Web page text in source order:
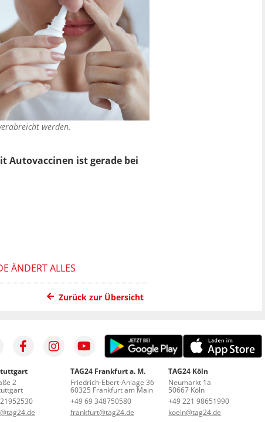
werden.
Autovaccinen ist gerade bei
ÄNDERT ALLES
Zurück zur Übersicht
2
TAG24 Frankfurt a. M.
Friedrich-Ebert-Anlage 36
60325 Frankfurt am Main
+49 69 348750580
frankfurt@tag24.de
TAG24 Köln
Neumarkt 1a
50667 Köln
+49 221 98651990
koeln@tag24.de